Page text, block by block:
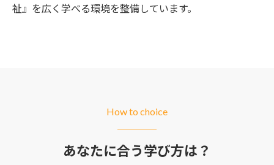
祉』を広く学べる環境を整備しています。
How to choice
あなたに合う学び方は？